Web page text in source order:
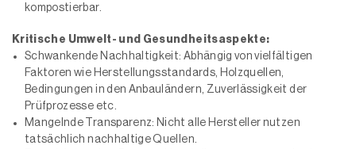
kompostierbar.
Kritische Umwelt- und Gesundheitsaspekte:
Schwankende Nachhaltigkeit: Abhängig von vielfältigen
Faktoren wie Herstellungsstandards, Holzquellen,
Bedingungen in den Anbauländern, Zuverlässigkeit der
Prüfprozesse etc.
Mangelnde Transparenz: Nicht alle Hersteller nutzen
tatsächlich nachhaltige Quellen.